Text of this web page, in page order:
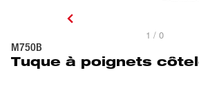
1 / 0
M750B
Tuque à poignets